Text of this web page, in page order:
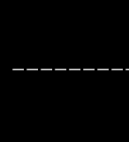
ーーーーーーー